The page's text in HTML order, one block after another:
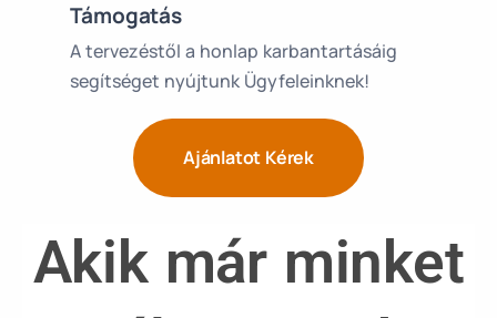
Támogatás
A tervezéstől a honlap karbantartásáig
segítséget nyújtunk Ügyfeleinknek!
Ajánlatot Kérek
Akik már minket